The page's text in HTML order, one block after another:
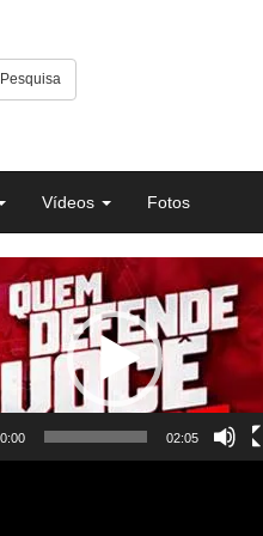
Pesquisa
Vídeos Fotos
02:05